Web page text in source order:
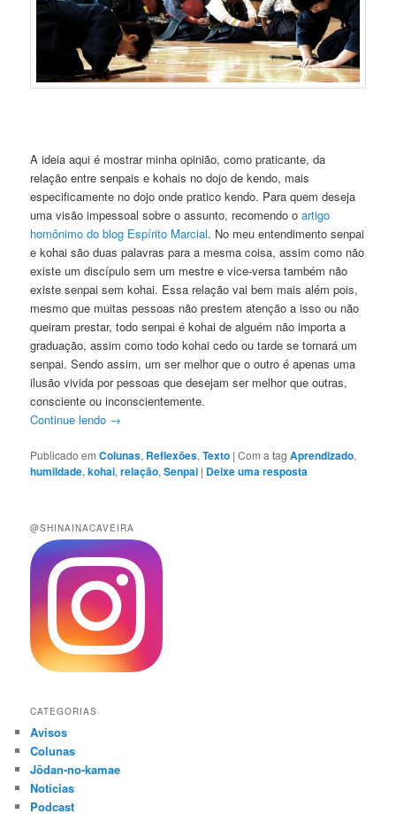
A ideia aqui é mostrar minha opinião, como praticante, da
relação entre senpais e kohais no dojo de kendo, mais
especificamente no dojo onde pratico kendo. Para quem deseja
uma visão impessoal sobre o assunto, recomendo oartigo
homônimo do blog Espírito Marcial. No meu entendimento senpai
e kohai são duas palavras para a mesma coisa, assim como não
existe um discípulo sem um mestre e vice-versa também não
existe senpai sem kohai. Essa relação vai bem mais além pois,
mesmo que muitas pessoas não prestem atenção a isso ou não
queiram prestar, todo senpai é kohai de alguém não importa a
graduação, assim como todo kohai cedo ou tarde se tornará um
senpai. Sendo assim, um ser melhor que o outro é apenas uma
ilusão vivida por pessoas que desejam ser melhor que outras,
consciente ou inconscientemente.
Continue lendo →
Publicado em Colunas, Reflexões,Texto |Com a tagAprendizado,
humildade,kohai,relação,Senpai | Deixe uma resposta
@SHINAINACAVEIRA
CATEGORIAS
Avisos
Colunas
Jōdan-no-kamae
Notícias
Podcast